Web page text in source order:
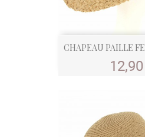
CHAPEAU PAILLE
Prix